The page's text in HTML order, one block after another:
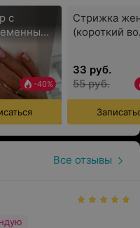
косметические
с мировым именем:
Wella
KayPro,
ногтевой
NAIL FASHION и
только при
с
-40%
Стрижка
(короткий
33 руб.
55 руб.
Все отзывы